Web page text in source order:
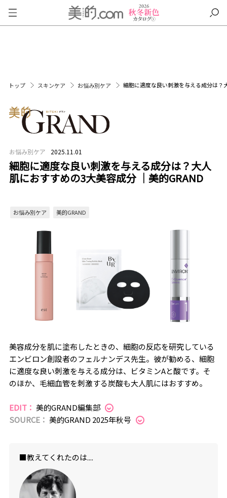
トップ スキンケア お悩み別ケア 細胞に適度な良い刺激を与える成分は？
お悩み別ケア 2025.11.01
細胞に適度な良い刺激を与える成分は？大人
肌におすすめの3大美容成分 ｜美的GRAND
お悩み別ケア 美的GRAND
美容成分を肌に塗布したときの、細胞の反応を研究している
エンビロン創設者のフェルナンデス先生。彼が勧める、細胞
に適度な良い刺激を与える成分は、ビタミンAと酸です。そ
のほか、毛細血管を刺激する炭酸も大人肌にはおすすめ。
EDIT： 美的GRAND編集部
SOURCE： 美的GRAND 2025年秋号
■教えてくれたのは....